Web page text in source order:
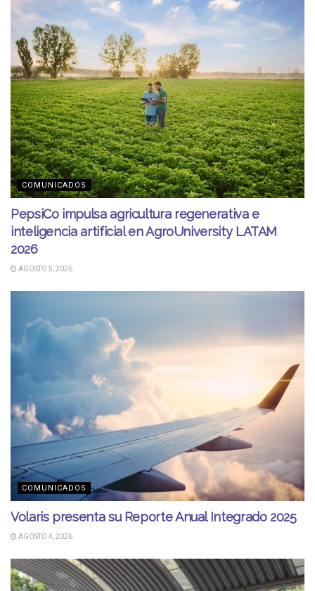
COMUNICADOS
PepsiCo impulsa agricultura regenerativa e
inteligencia artificial en AgroUniversity LATAM
2026
AGOSTO 5, 2026
COMUNICADOS
Volaris presenta su Reporte Anual Integrado 2025
AGOSTO 4, 2026